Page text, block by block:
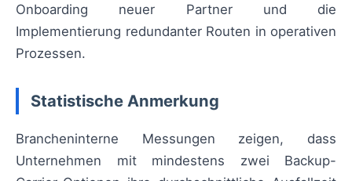
Onboarding neuer Partner und die
Implementierung redundanter Routen in operativen
Prozessen.
Statistische Anmerkung
Brancheninterne Messungen zeigen, dass
Unternehmen mit mindestens zwei Backup-